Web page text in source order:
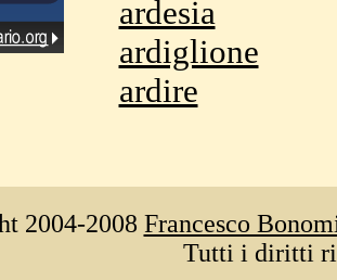
ardesia
ardiglione
ardire
2004-2008 Francesco
Tutti i diritti